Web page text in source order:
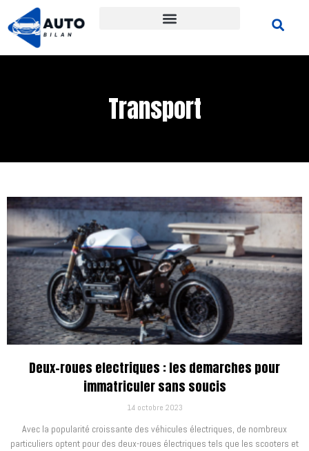
Transport
Deux-roues electriques : les demarches pour
immatriculer sans soucis
14 octobre 2023
Avec la popularité croissante des véhicules électriques, de nombreux
particuliers optent pour des deux-roues électriques tels que les scooters et